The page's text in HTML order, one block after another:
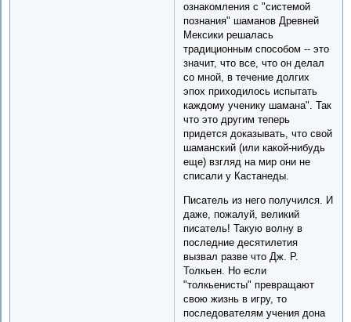
ознакомления с "системой
познания" шаманов Древней
Мексики решалась
традиционным способом -- это
значит, что все, что он делал
со мной, в течение долгих
эпох приходилось испытать
каждому ученику шамана". Так
что это другим теперь
придется доказывать, что свой
шаманский (или какой-нибудь
еще) взгляд на мир они не
списали у Кастанеды.
Писатель из него получился. И
даже, пожалуй, великий
писатель! Такую волну в
последние десятилетия
вызвал разве что Дж. Р.
Толкьен. Но если
"толкьенисты" превращают
свою жизнь в игру, то
последователям учения дона